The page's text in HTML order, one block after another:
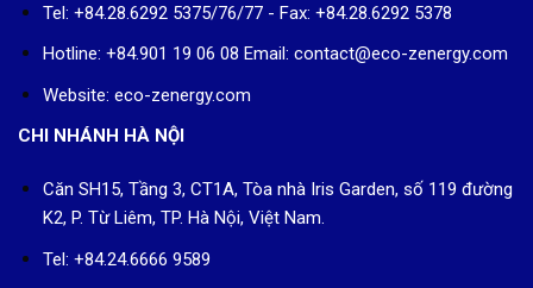
Tel: +84.28.6292 5375/76/77 - Fax: +84.28.6292 5378
Hotline: +84.901 19 06 08 Email: contact@eco-zenergy.com
Website: eco-zenergy.com
CHI NHÁNH HÀ NỘI
Căn SH15, Tầng 3, CT1A, Tòa nhà Iris Garden, số 119 đường
K2, P. Từ Liêm, TP. Hà Nội, Việt Nam.
Tel: +84.24.6666 9589